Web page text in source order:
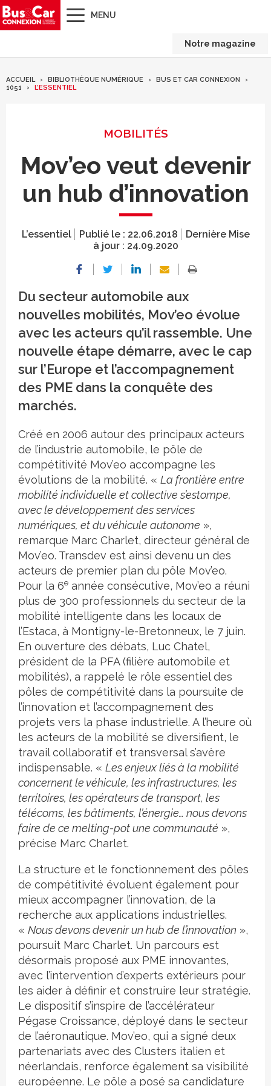
MENU
Notre magazine
ACCUEIL BIBLIOTHÈQUE NUMÉRIQUE
BUS ET CAR CONNEXION
1051
L’ESSENTIEL
MOBILITÉS
Mov’eo veut devenir
un hub d’innovation
L’essentiel Publié le : 22.06.2018
Dernière Mise
à jour : 24.09.2020
Du secteur automobile aux
nouvelles mobilités, Mov’eo évolue
avec les acteurs qu’il rassemble. Une
nouvelle étape démarre, avec le cap
sur l’Europe et l’accompagnement
des PME dans la conquête des
marchés.
Créé en 2006 autour des principaux acteurs
de l’industrie automobile, le pôle de
compétitivité Mov’eo accompagne les
évolutions de la mobilité. « La frontière entre
mobilité individuelle et collective s’estompe,
avec le développement des services
numériques, et du véhicule autonome »,
remarque Marc Charlet, directeur général de
Mov’eo. Transdev est ainsi devenu un des
acteurs de premier plan du pôle Mov’eo.
Pour la 6e année consécutive, Mov’eo a réuni
plus de 300 professionnels du secteur de la
mobilité intelligente dans les locaux de
l’Estaca, à Montigny-le-Bretonneux, le 7 juin.
En ouverture des débats, Luc Chatel,
président de la PFA (filière automobile et
mobilités), a rappelé le rôle essentiel des
pôles de compétitivité dans la poursuite de
l’innovation et l’accompagnement des
projets vers la phase industrielle. A l’heure où
les acteurs de la mobilité se diversifient, le
travail collaboratif et transversal s’avère
indispensable. « Les enjeux liés à la mobilité
concernent le véhicule, les infrastructures, les
territoires, les opérateurs de transport, les
télécoms, les bâtiments, l’énergie… nous devons
faire de ce melting-pot une communauté »,
précise Marc Charlet.
La structure et le fonctionnement des pôles
de compétitivité évoluent également pour
mieux accompagner l’innovation, de la
recherche aux applications industrielles.
« Nous devons devenir un hub de l’innovation »,
poursuit Marc Charlet. Un parcours est
désormais proposé aux PME innovantes,
avec l’intervention d’experts extérieurs pour
les aider à définir et construire leur stratégie.
Le dispositif s’inspire de l’accélérateur
Pégase Croissance, déployé dans le secteur
de l’aéronautique. Mov’eo, qui a signé deux
partenariats avec des Clusters italien et
néerlandais, renforce également sa visibilité
européenne. Le pôle a posé sa candidature